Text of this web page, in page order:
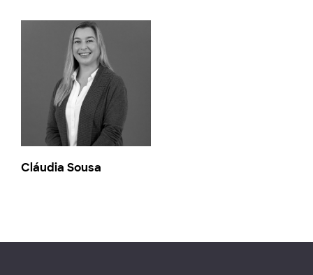
Cláudia Sousa